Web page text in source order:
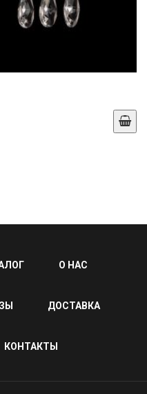
О НАС
ДОСТАВКА
КОНТАКТЫ